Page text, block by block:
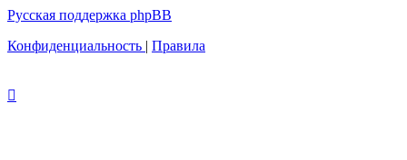
Русская поддержка phpBB
Конфиденциальность | Правила